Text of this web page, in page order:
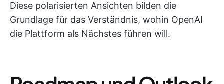
Diese polarisierten Ansichten bilden die
Grundlage für das Verständnis, wohin OpenAI
die Plattform als Nächstes führen will.